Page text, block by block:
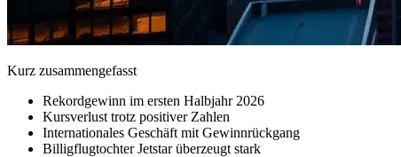
Kurz zusammengefasst
Rekordgewinn im ersten Halbjahr 2026
Kursverlust trotz positiver Zahlen
Internationales Geschäft mit Gewinnrückgang
Billigflugtochter Jetstar überzeugt stark